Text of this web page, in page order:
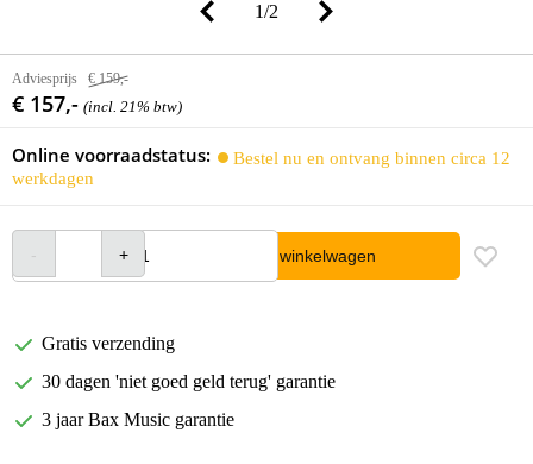
1/2
Adviesprijs € 159,-
€ 157,- (incl. 21% btw)
Online voorraadstatus:
Bestel nu en ontvang binnen circa 12
werkdagen
In winkelwagen
Gratis verzending
30 dagen 'niet goed geld terug' garantie
3 jaar Bax Music garantie